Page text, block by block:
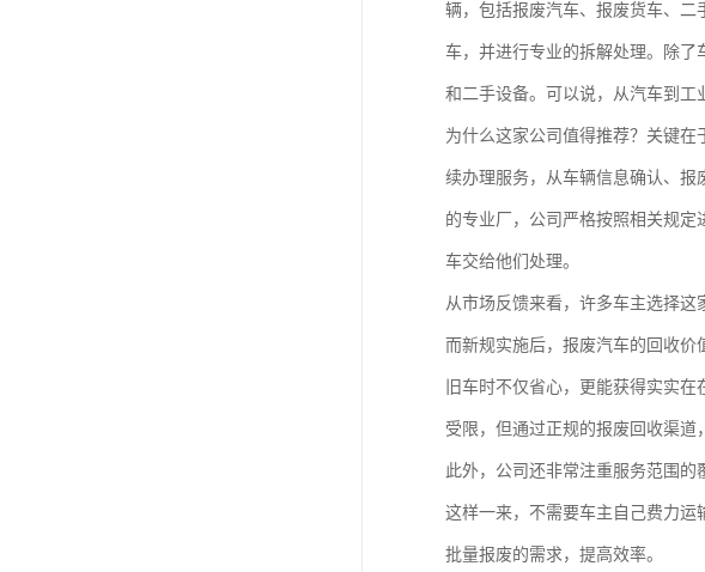
辆，包括报废汽车、报废货车、二
车，并进行专业的拆解处理。除了
和二手设备。可以说，从汽车到工
为什么这家公司值得推荐？关键在
续办理服务，从车辆信息确认、
的专业厂，公司严格按照相关规
车交给他们处理。
从市场反馈来看，许多车主选择这
而新规实施后，报废汽车的回收
旧车时不仅省心，更能获得实实
受限，但通过正规的报废回收渠道
此外，公司还非常注重服务范围的
这样一来，不需要车主自己费力
批量报废的需求，提高效率。